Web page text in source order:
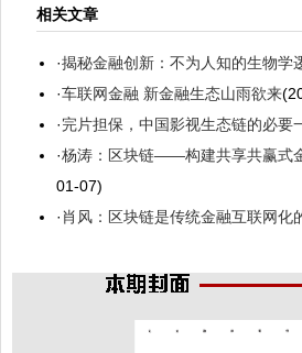
相关文章
·揭秘金融创新：不为人知的生物学
·车联网金融 新金融生态山雨欲来
·完片担保，中国影视生态链的必要
·杨涛：区块链——构建共享共赢式
01-07)
·肖风：区块链是传统金融互联网化